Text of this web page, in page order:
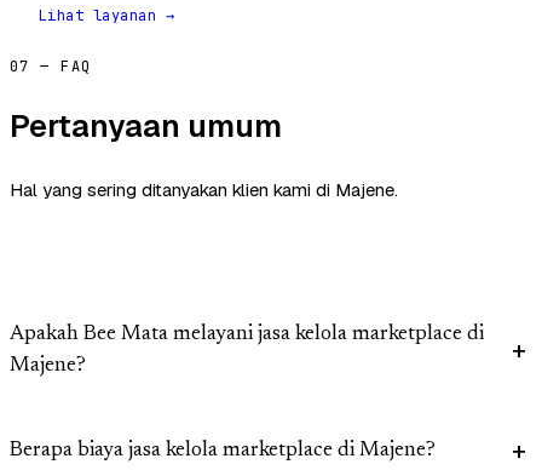
Lihat layanan →
07 — FAQ
Pertanyaan umum
Hal yang sering ditanyakan klien kami di Majene.
Apakah Bee Mata melayani jasa kelola marketplace di
Majene?
Berapa biaya jasa kelola marketplace di Majene?